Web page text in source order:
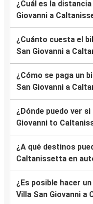
¿Cuál es la
Giovanni a
¿Cuánto cuesta el
San Giovanni a
¿Cómo se paga un
San Giovanni a
¿Dónde puedo ver
Giovanni to
¿A qué destinos
Caltanissetta en
¿Es posible hacer
Villa San Giovanni a